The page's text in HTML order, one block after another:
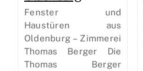
Fenster und
Haustüren aus
Oldenburg – Zimmerei
Thomas Berger Die
Thomas Berger